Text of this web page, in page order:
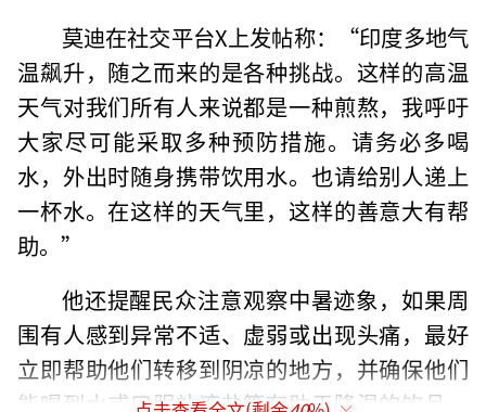
莫迪在社交平台X上发帖称：“印度多地气
温飙升，随之而来的是各种挑战。这样的高温
天气对我们所有人来说都是一种煎熬，我呼吁
大家尽可能采取多种预防措施。请务必多喝
水，外出时随身携带饮用水。也请给别人递上
一杯水。在这样的天气里，这样的善意大有帮
助。”
他还提醒民众注意观察中暑迹象，如果周
围有人感到异常不适、虚弱或出现头痛，最好
立即帮助他们转移到阴凉的地方，并确保他们
能喝到水或口服补液盐等有助于降温的饮品。